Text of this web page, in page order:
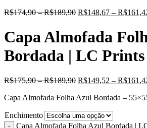
R$174,90–R$189,90 R$148,67 – R$
Capa Almofada
Bordada | LC Prints
R$175,90–R$189,90 R$149,52 – R$
Capa Almofada Folha Azul Bordada –
Enchimento
Capa Almofada Folha Azul Bordada |